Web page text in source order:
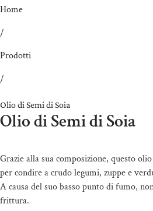
Home
/
Prodotti
/
Olio di Semi di Soia
Olio di Semi di Soia
Grazie alla sua composizione, questo
per condire a crudo legumi, zuppe e
A causa del suo basso punto di fumo,
frittura.